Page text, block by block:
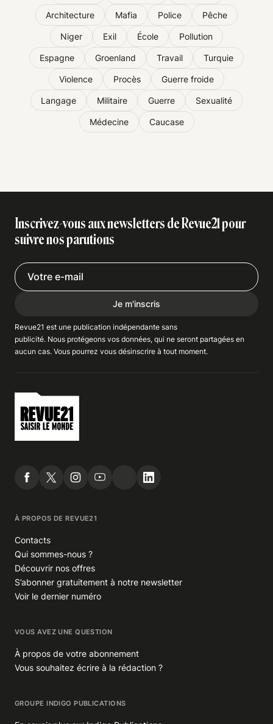
Architecture Mafia Police Pêche
Niger Exil École Pollution
Espagne Groenland Travail Turquie
Violence Procès Guerre froide
Langage Militaire Guerre Sexualité
Médecine Caucase
Inscrivez-vous aux newsletters de Revue21 pour
suivre nos parutions
Je m'inscris
Revue21 est une publication indépendante sans
publicité. Nous protégeons vos données, qui ne seront partagées en
aucun cas. Vous pourrez vous désinscrire à tout moment.
À PROPOS DE REVUE21
Contacts
Qui sommes-nous ?
Découvrir nos offres
S’abonner gratuitement à notre newsletter
Voir le dernier numéro
VOUS AVEZ UNE QUESTION
À propos de votre abonnement
Vous souhaitez écrire à la rédaction ?
GROUPE INDIGO PUBLICATIONS